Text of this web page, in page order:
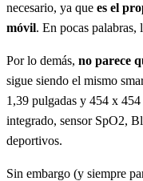
necesario, ya que es el
móvil. En pocas palabras,
Por lo demás, no parece
sigue siendo el mismo
1,39 pulgadas y 454 x
integrado, sensor SpO2,
deportivos.
Sin embargo (y siempre